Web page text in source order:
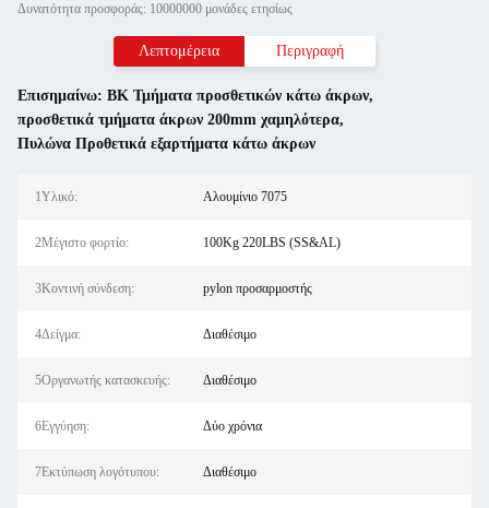
Δυνατότητα προσφοράς: 10000000 μονάδες ετησίως
Λεπτομέρεια Περιγραφή
Επισημαίνω: BK Τμήματα προσθετικών κάτω άκρων,
προσθετικά τμήματα άκρων 200mm χαμηλότερα,
Πυλώνα Προθετικά εξαρτήματα κάτω άκρων
1Υλικό: Αλουμίνιο 7075
2Μέγιστο φορτίο: 100Kg 220LBS (SS&AL)
3Κοντινή σύνδεση: pylon προσαρμοστής
4Δείγμα: Διαθέσιμο
5Οργανωτής κατασκευής: Διαθέσιμο
6Εγγύηση: Δύο χρόνια
7Εκτύπωση λογότυπου: Διαθέσιμο